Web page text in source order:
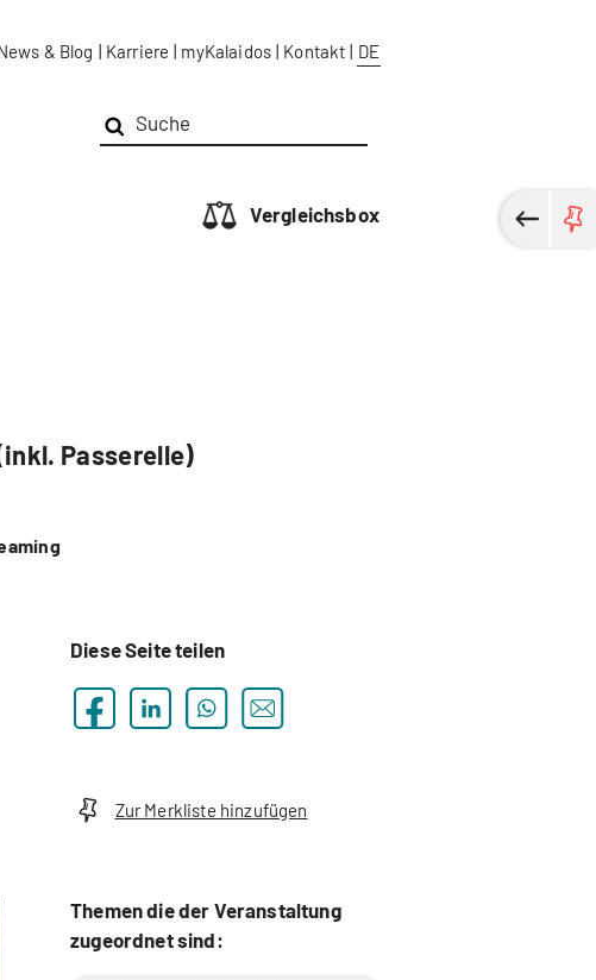
& Blog | Karriere | myKalaidos | Kontakt | DE
Vergleichsbox
Passerelle)
Diese Seite teilen
Zur Merkliste hinzufügen
Themen die der Veranstaltung
zugeordnet sind: